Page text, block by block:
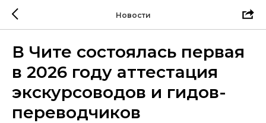
Новости
В Чите состоялась первая
в 2026 году аттестация
экскурсоводов и гидов-
переводчиков